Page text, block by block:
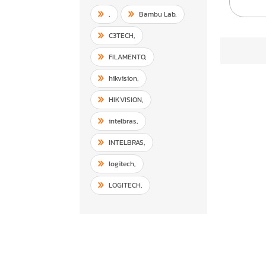
, Bambu Lab,
C3TECH,
FILAMENTO,
hikvision,
HIKVISION,
intelbras,
INTELBRAS,
logitech,
LOGITECH,